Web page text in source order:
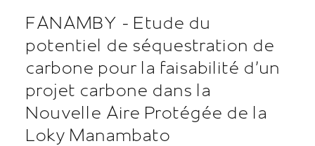
FANAMBY - Etude du
potentiel de séquestration de
carbone pour la faisabilité d’un
projet carbone dans la
Nouvelle Aire Protégée de la
Loky Manambato